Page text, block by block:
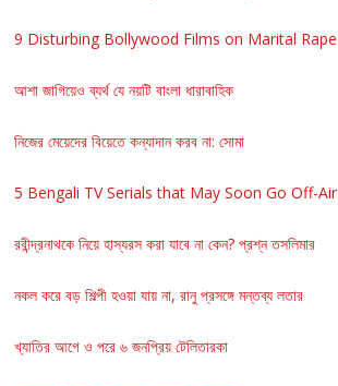
9 Disturbing Bollywood Films on Marital Rape
আশা জাগিয়েও ব্যর্থ যে নয়টি বাংলা ধারাবাহিক
নিজের মেয়েদের বিয়েতে কন্যাদান করব না: সোমা
5 Bengali TV Serials that May Soon Go Off-Air
রবীন্দ্রনাথকে নিয়ে হাস্যরস করা যাবে না কেন? প্রশ্ন তসলিমার
নকল করে বড় শিল্পী হওয়া যায় না, রানু প্রসঙ্গে মন্তব্য লতার
খ্যাতির আগে ও পরে ৬ জনপ্রিয় টেলিতারকা